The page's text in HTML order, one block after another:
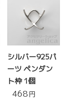
シルバー925パ
ーツ ペンダン
ト枠 1個
468 円